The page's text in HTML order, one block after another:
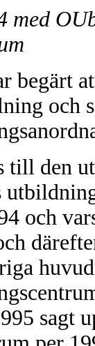
med
begärt
och
till den
och
sagt